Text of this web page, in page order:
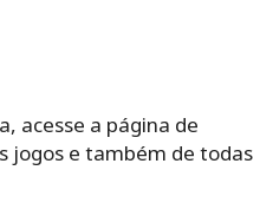
acesse a página de
jogos e também de todas